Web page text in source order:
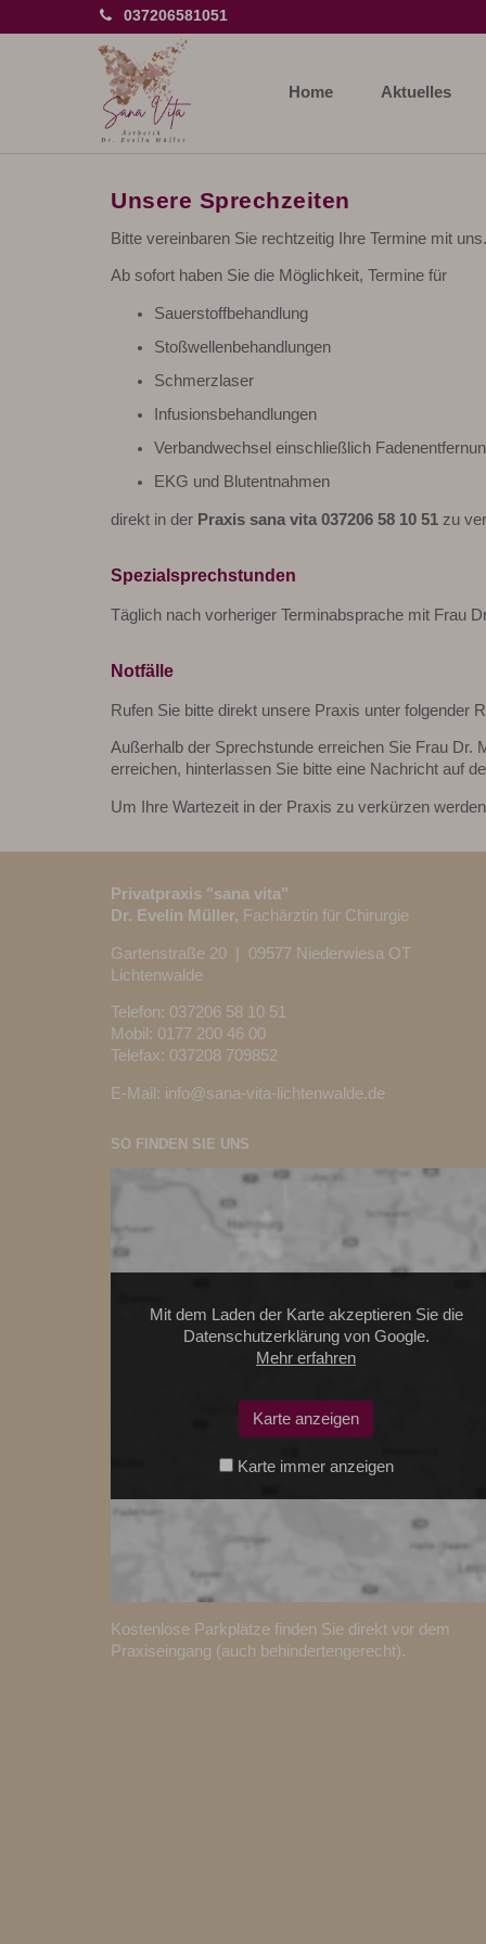
037206581051
Home Aktuelles
Unsere Sprechzeiten
Bitte vereinbaren Sie rechtzeitig Ihre Termine mit
Ab sofort haben Sie die Möglichkeit, Termine für
Sauerstoffbehandlung
Stoßwellenbehandlungen
Schmerzlaser
Infusionsbehandlungen
Verbandwechsel einschließlich
EKG und Blutentnahmen
direkt in der Praxis sana vita 037206 58 10 51 zu
Spezialsprechstunden
Täglich nach vorheriger Terminabsprache mit Frau
Notfälle
Rufen Sie bitte direkt unsere Praxis unter folgender
Außerhalb der Sprechstunde erreichen Sie Frau Dr.
erreichen, hinterlassen Sie bitte eine Nachricht auf
Um Ihre Wartezeit in der Praxis zu verkürzen
Privatpraxis "sana vita"
Dr. Evelin Müller, Fachärztin für Chirurgie
Gartenstraße 20 | 09577 Niederwiesa OT
Lichtenwalde
Telefon: 037206 58 10 51
Mobil: 0177 200 46 00
Telefax: 037208 709852
E-Mail: info@sana-vita-lichtenwalde.de
SO FINDEN SIE UNS
Mit dem Laden der Karte akzeptieren Sie die
Datenschutzerklärung von Google.
Mehr erfahren
Karte anzeigen
Karte immer anzeigen
Kostenlose Parkplätze finden Sie direkt vor dem
Praxiseingang (auch behindertengerecht).